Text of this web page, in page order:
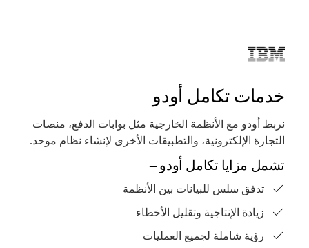
خدمات تكامل أودو
نربط أودو مع الأنظمة الخارجية مثل بوابات الدفع، منصات
التجارة الإلكترونية، والتطبيقات الأخرى لإنشاء نظام موحد.
تشمل مزايا تكامل أودو –
تدفق سلس للبيانات بين الأنظمة
زيادة الإنتاجية وتقليل الأخطاء
رؤية شاملة لجميع العمليات